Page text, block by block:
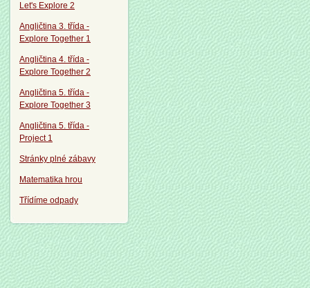
Let's Explore 2
Angličtina 3. třída -
Explore Together 1
Angličtina 4. třída -
Explore Together 2
Angličtina 5. třída -
Explore Together 3
Angličtina 5. třída -
Project 1
Stránky plné zábavy
Matematika hrou
Třídíme odpady